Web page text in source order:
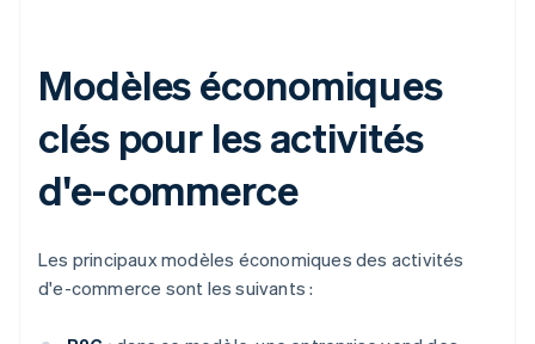
Modèles économiques
clés pour les activités
d'e-commerce
Les principaux modèles économiques des activités
d'e-commerce sont les suivants :